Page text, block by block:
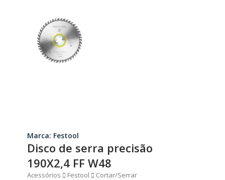
Marca: Festool
Disco de serra precisão
190X2,4 FF W48
Acessórios Festool
Cortar/Serrar